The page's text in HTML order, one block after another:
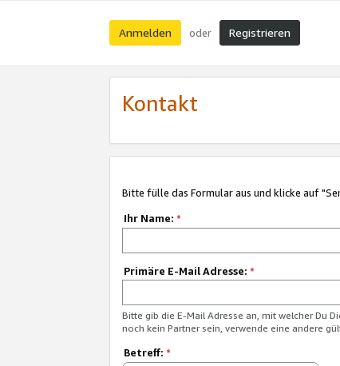
Anmelden oder Registrieren
Kontakt
Bitte fülle das Formular aus und klicke auf
Ihr Name: *
Primäre E-Mail Adresse: *
Bitte gib die E-Mail Adresse an, mit welcher Du
noch kein Partner sein, verwende eine andere
Betreff: *